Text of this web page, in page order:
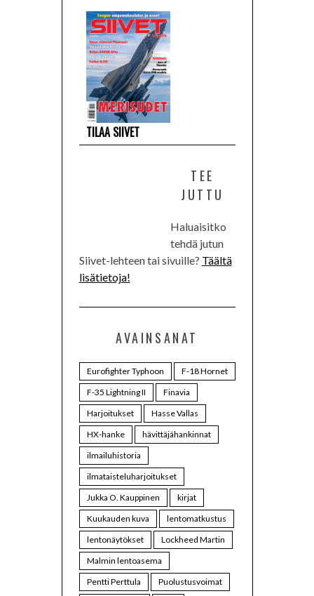
TILAA SIIVET
TEE
JUTTU
Haluaisitko
tehdä jutun
Siivet-lehteen tai sivuille? Täältä
lisätietoja!
AVAINSANAT
Eurofighter Typhoon
F-18 Hornet
F-35 Lightning II
Finavia
Harjoitukset
Hasse Vallas
HX-hanke
hävittäjähankinnat
ilmailuhistoria
ilmataisteluharjoitukset
Jukka O. Kauppinen
kirjat
Kuukauden kuva
lentomatkustus
lentonäytökset
Lockheed Martin
Malmin lentoasema
Pentti Perttula
Puolustusvoimat